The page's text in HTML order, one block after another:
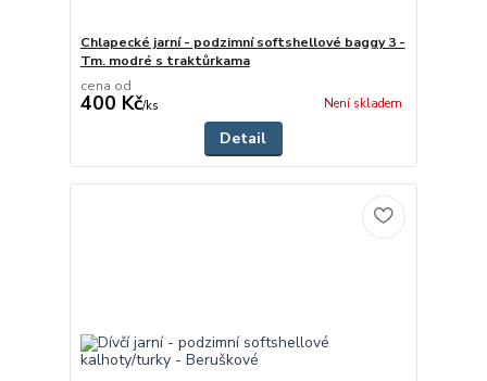
Chlapecké jarní - podzimní softshellové baggy 3 -
Tm. modré s traktůrkama
cena od
400 Kč/ks Není skladem
Detail